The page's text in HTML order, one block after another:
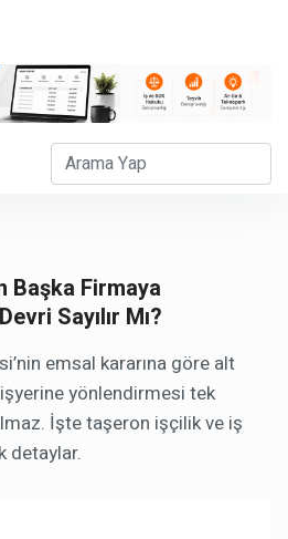
Başka Firmaya
Sayılır Mı?
emsal kararına göre alt
yönlendirmesi tek
İşte taşeron işçilik ve iş
detaylar.